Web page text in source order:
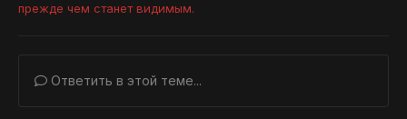
прежде чем станет видимым.
Ответить в этой теме...